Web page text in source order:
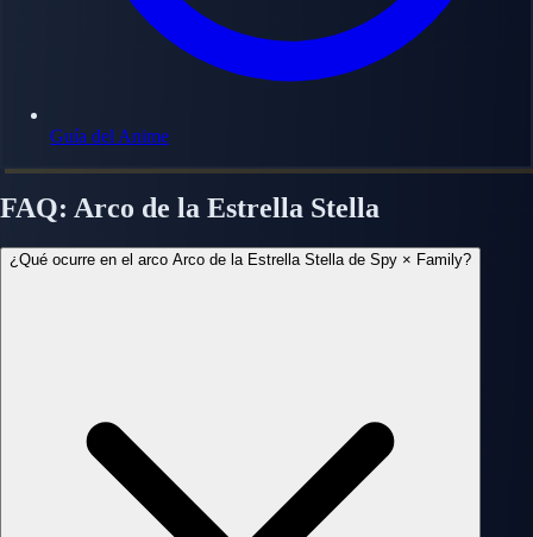
Guía del Anime
FAQ: Arco de la Estrella Stella
¿Qué ocurre en el arco Arco de la Estrella Stella de Spy × Family?